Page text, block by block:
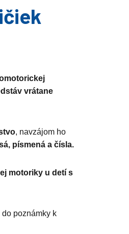
vrátane
, navzájom ho
písmená a čísla.
motoriky u detí s
poznámky k